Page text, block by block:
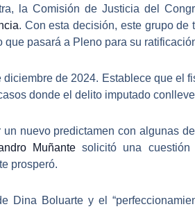
la Comisión de Justicia del
. Con esta decisión, este grupo de
que pasará a Pleno para su
de 2024. Establece que el
donde el delito imputado
nuevo predictamen con algunas
Muñante solicitó una cuestión
prosperó.
Dina Boluarte y el